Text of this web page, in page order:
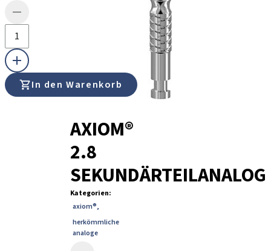
In den Warenkorb
AXIOM®
2.8
SEKUNDÄRTEILANALOG
Kategorien:
axiom®,
herkömmliche
analoge